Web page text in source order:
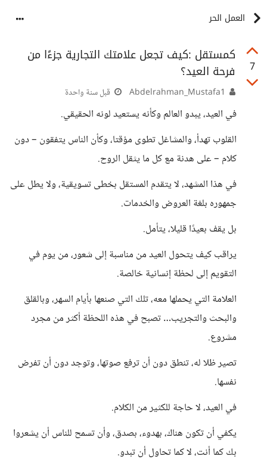
العمل الحر
7
كمستقل :كيف تجعل علامتك التجارية جزءًا من
فرحة العيد؟
قبل سنة واحدة
في العيد، يبدو العالم وكأنه يستعيد لونه الحقيقي.
القلوب تهدأ، والمشاغل تطوى مؤقتا، وكأن الناس يتفقون – دون
كلام – على هدنة مع كل ما يثقل الروح.
في هذا المشهد، لا يتقدم المستقل بخطى تسويقية، ولا يطل على
جمهوره بلغة العروض والخدمات.
بل يقف بعيدًا قليلا، يتأمل.
يراقب كيف يتحول العيد من مناسبة إلى شعور، من يوم في
التقويم إلى لحظة إنسانية خالصة.
العلامة التي يحملها معه، تلك التي صنعها بأيام السهر، وبالقلق
والبحث والتجريب… تصبح في هذه اللحظة أكثر من مجرد
مشروع.
تصير ظلا له، تنطق دون أن ترفع صوتها، وتوجد دون أن تفرض
نفسها.
في العيد، لا حاجة للكثير من الكلام.
يكفي أن تكون هناك، بهدوء، بصدق، وأن تسمح للناس أن يشعروا
بك كما أنت، لا كما تحاول أن تبدو.